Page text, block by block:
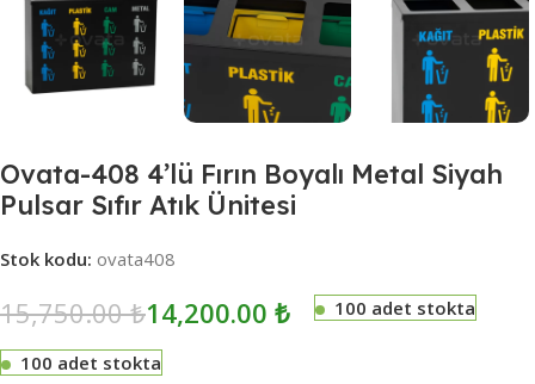
Ovata-408 4’lü Fırın Boyalı Metal Siyah
Pulsar Sıfır Atık Ünitesi
Stok kodu: ovata408
15,750.00₺14,200.00 ₺ 100 adet stokta
100 adet stokta